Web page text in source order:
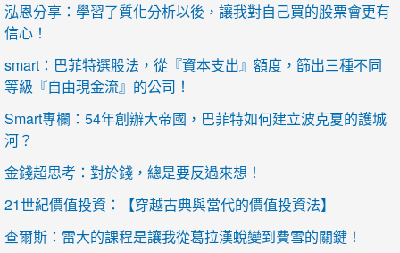
泓恩分享：學習了質化分析以後，讓我對自己買的股票會更有
信心！
smart：巴菲特選股法，從『資本支出』額度，篩出三種不同
等級『自由現金流』的公司！
Smart專欄：54年創辦大帝國，巴菲特如何建立波克夏的護城
河？
金錢超思考：對於錢，總是要反過來想！
21世紀價值投資：【穿越古典與當代的價值投資法】
查爾斯：雷大的課程是讓我從葛拉漢蛻變到費雪的關鍵！